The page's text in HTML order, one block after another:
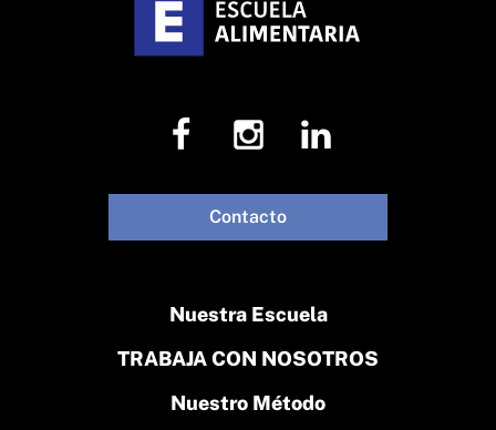
Nuestra Escuela
TRABAJA CON NOSOTROS
Nuestro Método
Contacto